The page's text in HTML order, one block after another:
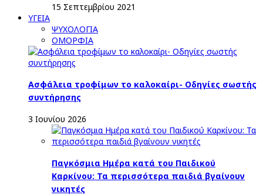
15 Σεπτεμβρίου 2021
ΥΓΕΙΑ
ΨΥΧΟΛΟΓΙΑ
ΟΜΟΡΦΙΑ
Ασφάλεια τροφίμων το καλοκαίρι- Οδηγίες σωστής
συντήρησης
3 Ιουνίου 2026
Παγκόσμια Ημέρα κατά του Παιδικού
Καρκίνου: Τα περισσότερα παιδιά βγαίνουν
νικητές